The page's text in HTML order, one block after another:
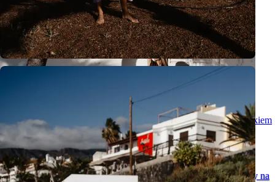
Romantyczna sesja pary na Teneryfie - wyjątkowe chwile z widokiem
na Teide
Naturalna sesja pary na Teneryfie w wyjątkowej scenerii Teide.
Zobacz romantyczne zdjęcia i odkryj idealne miejsce na zaręczyny na